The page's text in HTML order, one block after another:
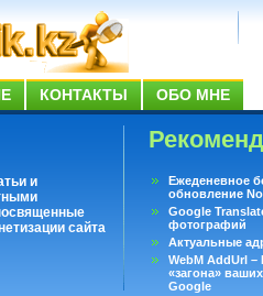
КОНТАКТЫ ОБО МНЕ
и
сайта
Ежеденевное
обновление
Google
фотографий
Актуальные
WebM AddUrl
«загона»
Google